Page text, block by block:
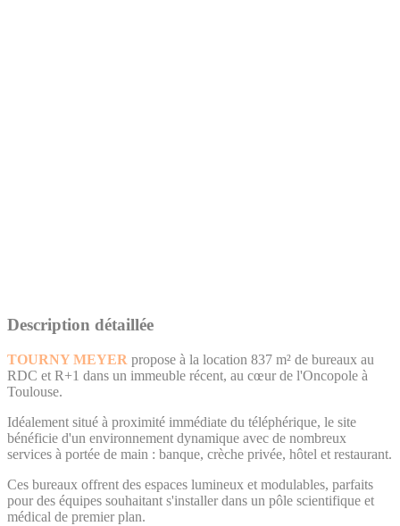
Description détaillée
TOURNY MEYER propose à la location 837 m² de bureaux au
RDC et R+1 dans un immeuble récent, au cœur de l'Oncopole à
Toulouse.
Idéalement situé à proximité immédiate du téléphérique, le site
bénéficie d'un environnement dynamique avec de nombreux
services à portée de main : banque, crèche privée, hôtel et restaurant.
Ces bureaux offrent des espaces lumineux et modulables, parfaits
pour des équipes souhaitant s'installer dans un pôle scientifique et
médical de premier plan.